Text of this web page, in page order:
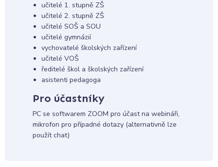
učitelé 1. stupně ZŠ
učitelé 2. stupně ZŠ
učitelé SOŠ a SOU
učitelé gymnázií
vychovatelé školských zařízení
učitelé VOŠ
ředitelé škol a školských zařízení
asistenti pedagoga
Pro účastníky
PC se softwarem ZOOM pro účast na webináři,
mikrofon pro případné dotazy (alternativně lze
použít chat)